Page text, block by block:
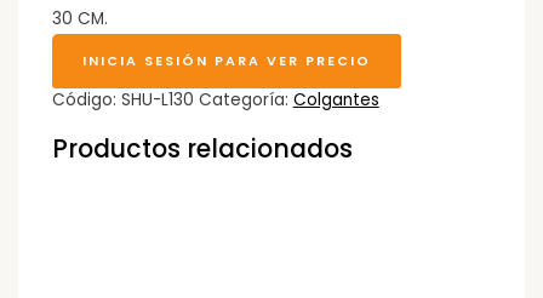
30 CM.
INICIA SESIÓN PARA VER PRECIO
Código: SHU-L130 Categoría: Colgantes
Productos relacionados